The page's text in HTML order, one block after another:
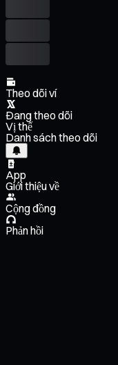
Theo dõi ví
Đang theo dõi
Vị thế
Danh sách theo dõi
App
Giới thiệu về
Cộng đồng
Phản hồi